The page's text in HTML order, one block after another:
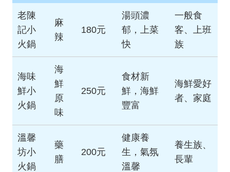
老陳
記小
火鍋
麻
辣
180元
湯頭濃
郁，上菜
快
一般食
客、上班
族
海味
鮮小
火鍋
海
鮮
原
味
250元
食材新
鮮，海鮮
豐富
海鮮愛好
者、家庭
溫馨
坊小
火鍋
藥
膳
200元
健康養
生，氣氛
溫馨
養生族、
長輩